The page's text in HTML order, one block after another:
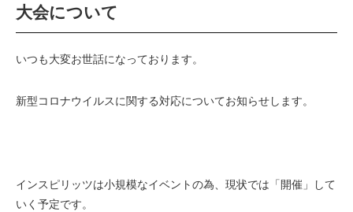
大会について
いつも大変お世話になっております。
新型コロナウイルスに関する対応についてお知らせします。
インスピリッツは小規模なイベントの為、現状では「開催」して
いく予定です。